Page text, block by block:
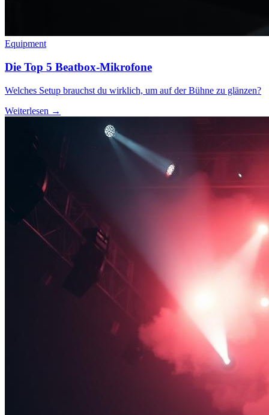
Equipment
Die Top 5 Beatbox-Mikrofone
Welches Setup brauchst du wirklich, um auf der Bühne zu glänzen?
Weiterlesen →